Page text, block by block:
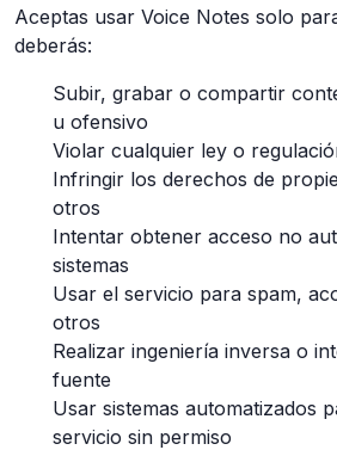
Aceptas usar Voice Notes solo
deberás:
Subir, grabar o compartir
u ofensivo
Violar cualquier ley o
Infringir los derechos de
otros
Intentar obtener acceso no
sistemas
Usar el servicio para spam,
otros
Realizar ingeniería inversa o
fuente
Usar sistemas automatizados
servicio sin permiso